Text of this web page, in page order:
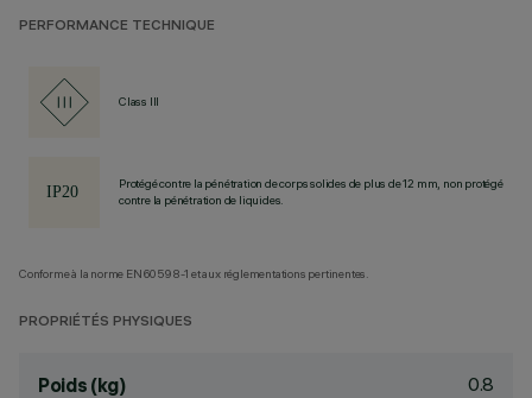
PERFORMANCE TECHNIQUE
Class III
Protégé contre la pénétration de corps solides de plus de 12 mm, non protégé
contre la pénétration de liquides.
Conforme à la norme EN60598-1 et aux réglementations pertinentes.
PROPRIÉTÉS PHYSIQUES
Poids (kg) 0.8